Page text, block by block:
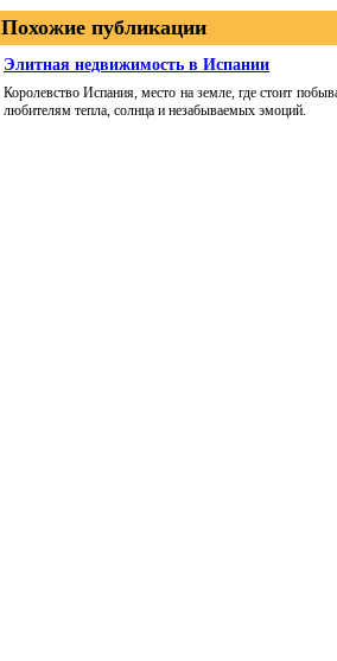
Похожие публикации
Элитная недвижимость в Испании
Королевство Испания, место на земле, где стоит
любителям тепла, солнца и незабываемых эмоций.